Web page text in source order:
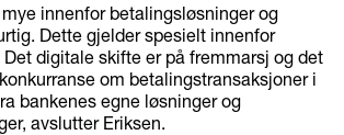
innenfor betalingsløsninger og
Dette gjelder spesielt innenfor
digitale skifte er på fremmarsj og det
om betalingstransaksjoner i
bankenes egne løsninger og
avslutter Eriksen.